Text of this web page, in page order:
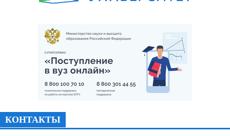
КОНТАКТЫ